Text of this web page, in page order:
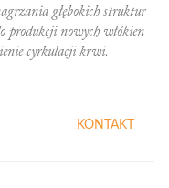
głębokich struktur
produkcji nowych włókien
cyrkulacji krwi.
KONTAKT